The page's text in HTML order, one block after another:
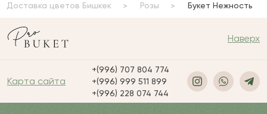
Доставка цветов Бишкек Розы Букет Нежность
Наверх
Карта сайта
+(996) 707 804 774
+(996) 999 511 899
+(996) 228 074 744